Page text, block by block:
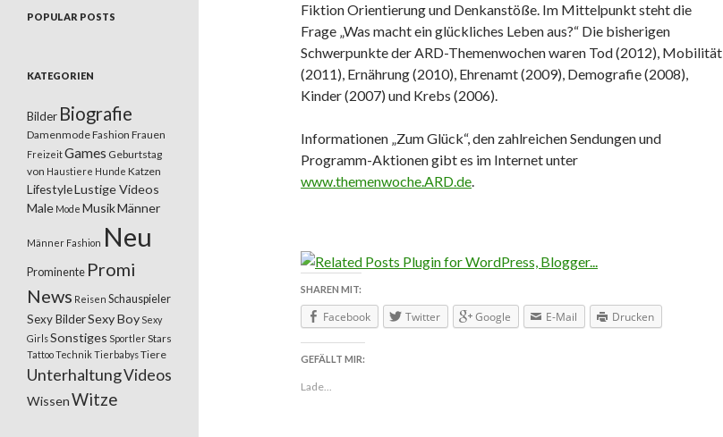
Fiktion Orientierung und Denkanstöße. Im Mittelpunkt steht die
Frage „Was macht ein glückliches Leben aus?“ Die bisherigen
Schwerpunkte der ARD-Themenwochen waren Tod (2012), Mobilität
(2011), Ernährung (2010), Ehrenamt (2009), Demografie (2008),
Kinder (2007) und Krebs (2006).
Informationen „Zum Glück“, den zahlreichen Sendungen und
Programm-Aktionen gibt es im Internet unter
www.themenwoche.ARD.de.
SHAREN MIT:
Facebook Twitter Google E-Mail Drucken
GEFÄLLT MIR:
Lade...
POPULAR POSTS
KATEGORIEN
Bilder Biografie
DamenmodeFashion Frauen
FreizeitGames Geburtstag
von Haustiere Hunde Katzen
LifestyleLustige Videos
Male Mode MusikMänner
Männer Fashion Neu
Prominente Promi
News Reisen Schauspieler
Sexy BilderSexy Boy Sexy
GirlsSonstiges SportlerStars
TattooTechnikTierbabysTiere
UnterhaltungVideos
WissenWitze